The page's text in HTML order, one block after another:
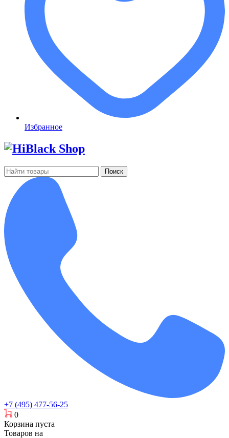
Избранное
Поиск
+7 (495) 477-56-25
0
Корзина пуста
Товаров на